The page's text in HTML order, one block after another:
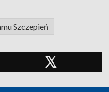
Szczepień